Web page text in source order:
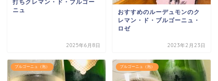
打ちクレマン・ド・ブルゴー
ニュ
2025年6月8日
おすすめのルーデュモンのク
レマン・ド・ブルゴーニュ・
ロゼ
2023年2月23日
ブルゴーニュ（泡） ブルゴーニュ（泡）